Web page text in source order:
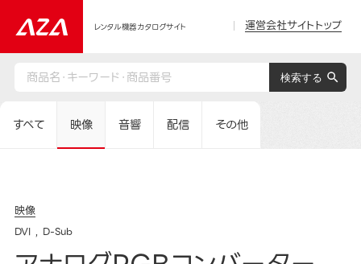
レンタル機器カタログサイト 運営会社サイトトップ
すべて 映像 音響 配信 その他
映像
DVI D-Sub